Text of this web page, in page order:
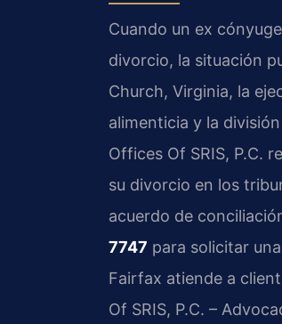
Cuando un ex
divorcio, la situación
Church, Virginia, la
alimenticia y la
Offices Of SRIS, P.C.
su divorcio en los
acuerdo de
7747 para solicitar
Fairfax atiende a
Of SRIS, P.C. –